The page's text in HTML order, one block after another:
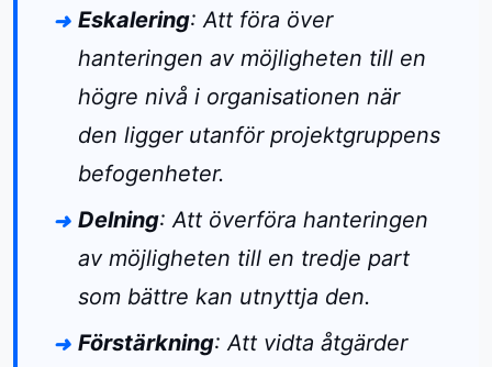
Eskalering: Att föra över
hanteringen av möjligheten till en
högre nivå i organisationen när
den ligger utanför projektgruppens
befogenheter.
Delning: Att överföra hanteringen
av möjligheten till en tredje part
som bättre kan utnyttja den.
Förstärkning: Att vidta åtgärder